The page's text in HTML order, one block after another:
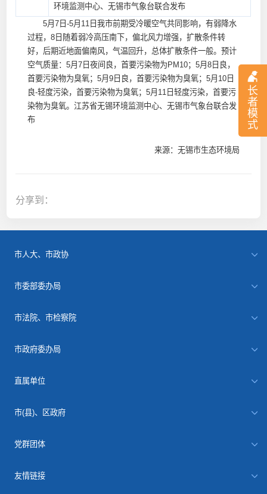
长
者
模
式
环境监测中心、无锡市气象台联合发布
5月7日-5月11日我市前期受冷暖空气共同影响，有弱降水
过程，8日随着弱冷高压南下，偏北风力增强，扩散条件转
好，后期近地面偏南风，气温回升，总体扩散条件一般。预计
空气质量：5月7日夜间良，首要污染物为PM10；5月8日良，
首要污染物为臭氧；5月9日良，首要污染物为臭氧；5月10日
良-轻度污染，首要污染物为臭氧；5月11日轻度污染，首要污
染物为臭氧。江苏省无锡环境监测中心、无锡市气象台联合发
布
来源：无锡市生态环境局
分享到：
市人大、市政协
市委部委办局
市法院、市检察院
市政府委办局
直属单位
市(县)、区政府
党群团体
友情链接